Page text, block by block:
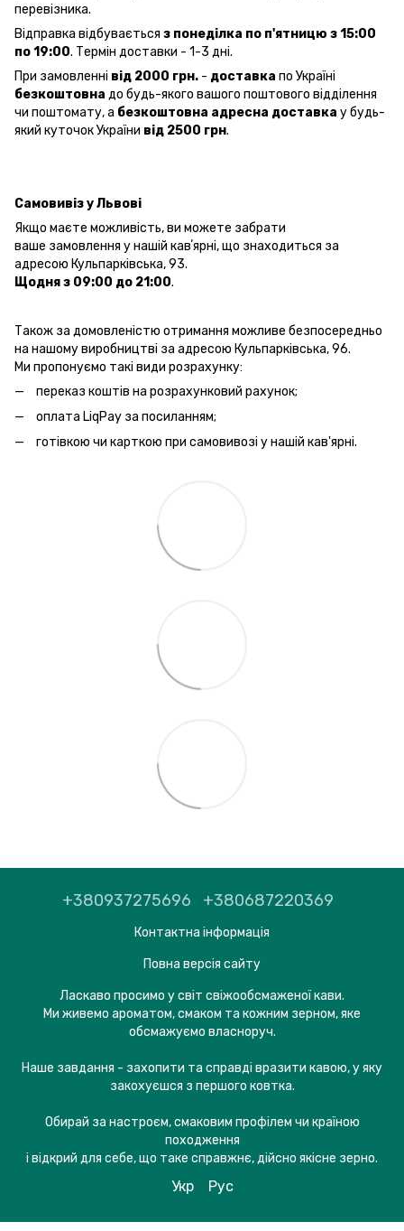
перевізника.
Відправка відбувається з понеділка по п'ятницю з 15:00
по 19:00. Термін доставки - 1-3 дні.
При замовленні від 2000 грн. - доставка по Україні
безкоштовна до будь-якого вашого поштового відділення
чи поштомату, а безкоштовна адресна доставка у будь-
який куточок України від 2500 грн.
Самовивіз у Львові
Якщо маєте можливість, ви можете забрати
ваше замовлення у нашій кавʼярні, що знаходиться за
адресою Кульпарківська, 93.
Щодня з 09:00 до 21:00.
Також за домовленістю отримання можливе безпосередньо
на нашому виробництві за адресою Кульпарківська, 96.
Ми пропонуємо такі види розрахунку:
переказ коштів на розрахунковий рахунок;
оплата LiqPay за посиланням;
готівкою чи карткою при самовивозі у нашій кав'ярні.
+380937275696 +380687220369
Контактна інформація
Повна версія сайту
Ласкаво просимо у світ свіжообсмаженої кави.
Ми живемо ароматом, смаком та кожним зерном, яке
обсмажуємо власноруч.
Наше завдання - захопити та справді вразити кавою, у яку
закохуєшся з першого ковтка.
Обирай за настроєм, смаковим профілем чи країною
походження
і відкрий для себе, що таке справжнє, дійсно якісне зерно.
Укр Рус